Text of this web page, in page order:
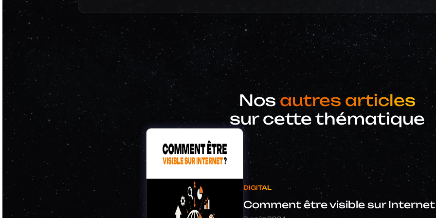
Nosautres articles
sur cette thématique
DIGITAL
Comment être visible sur Internet